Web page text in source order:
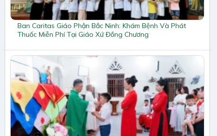
Ban Caritas Giáo Phận Bắc Ninh: Khám Bệnh Và Phát
Thuốc Miễn Phí Tại Giáo Xứ Đồng Chương